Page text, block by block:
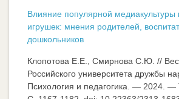
Влияние популярной медиакультуры
игрушек: мнения родителей,
дошкольников
Клопотова Е.Е., Смирнова С.Ю. //
Российского университета дружбы
Психология и педагогика. —